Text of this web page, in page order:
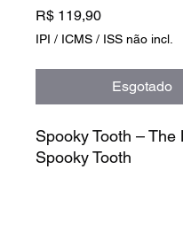
R$ 119,90Preço
IPI / ICMS / ISS não incl.
Esgotado
Spooky Tooth – The
Spooky Tooth